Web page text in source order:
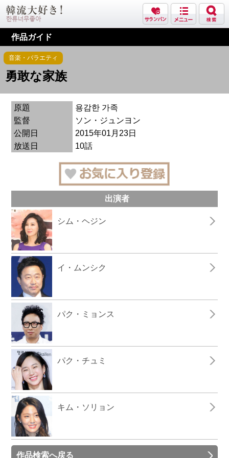
作品ガイド
音楽・バラエティ
勇敢な家族
原題
용감한 가족
監督
ソン・ジュンヨン
公開日
2015年01月23日
放送日
10話
出演者
シム・ヘジン
イ・ムンシク
パク・ミョンス
パク・チュミ
キム・ソリョン
作品検索へ戻る